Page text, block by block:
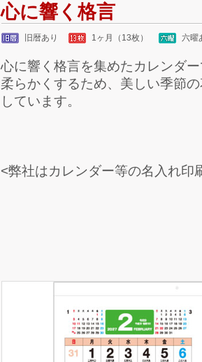
心に響く格言
旧暦あり 1ヶ月（13枚） 六曜
心に響く格言を集めたカレンダ
柔らかくするため、美しい季節
しています。
<弊社はカレンダー等の名入れ印